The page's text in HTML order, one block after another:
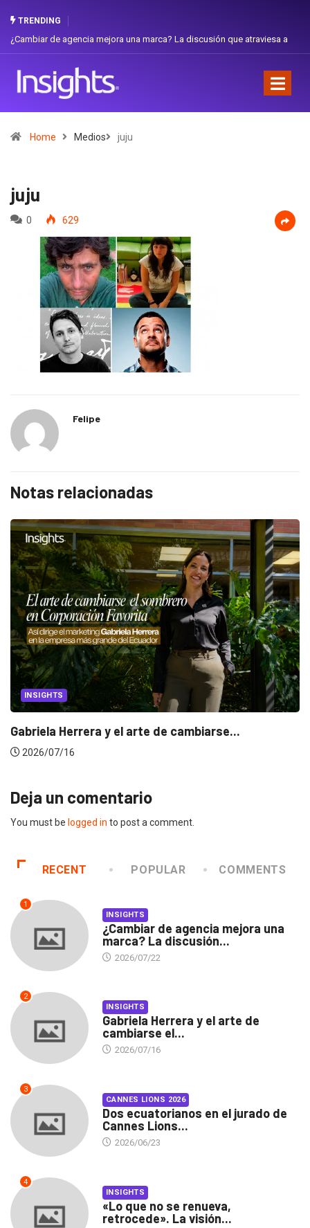
TRENDING
de agencia mejora una marca? La discusión que atraviesa a
Gabriela
Home Medios juju
juju
0 629
Felipe
Notas relacionadas
INSIGHTS
Gabriela Herrera y el arte de cambiarse...
2026/07/16
Deja un comentario
You must be logged in to post a comment.
RECENT POPULAR COMMENTS
1
INSIGHTS
¿Cambiar de agencia mejora una
marca? La discusión...
2026/07/22
2
INSIGHTS
Gabriela Herrera y el arte de
cambiarse el...
2026/07/16
3
CANNES LIONS 2026
Dos ecuatorianos en el jurado de
Cannes Lions...
2026/06/23
4
INSIGHTS
«Lo que no se renueva,
retrocede». La visión...